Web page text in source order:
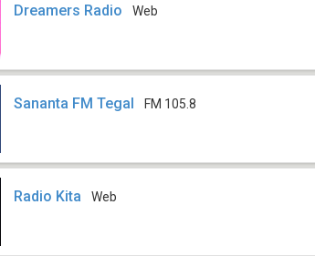
Dreamers Radio Web
Sananta FM Tegal FM 105.8
Radio Kita Web